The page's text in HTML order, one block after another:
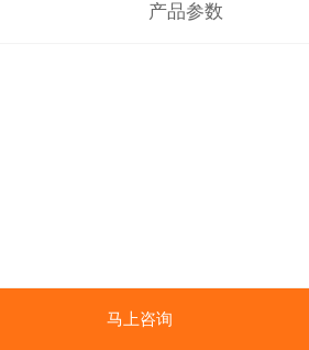
产品参数
马上咨询